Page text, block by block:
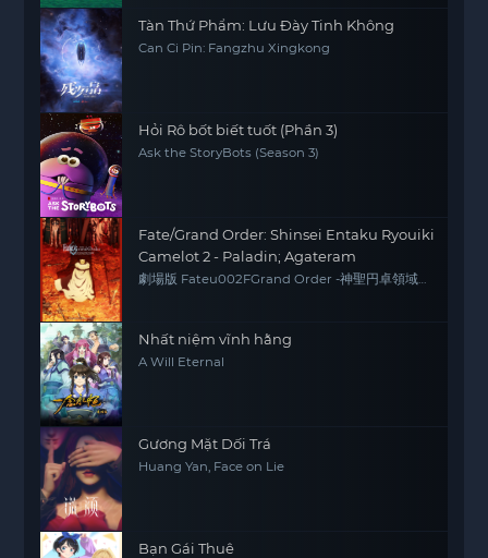
Tàn Thứ Phẩm: Lưu Đày Tinh Không
Can Ci Pin: Fangzhu Xingkong
Hỏi Rô bốt biết tuốt (Phần 3)
Ask the StoryBots (Season 3)
Fate/Grand Order: Shinsei Entaku Ryouiki
Camelot 2 - Paladin; Agateram
劇場版 Fateu002FGrand Order -神聖円卓領域
Nhất niệm vĩnh hằng
A Will Eternal
Gương Mặt Dối Trá
Huang Yan, Face on Lie
Bạn Gái Thuê